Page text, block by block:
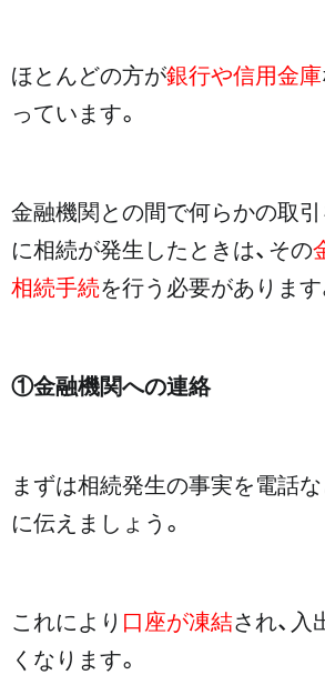
ほとんどの方が銀行や信用金庫
っています。
金融機関との間で何らかの取
に相続が発生したときは、その
相続手続を行う必要があります
①金融機関への連絡
まずは相続発生の事実を電話
に伝えましょう。
これにより 口座が凍結され、
くなります。